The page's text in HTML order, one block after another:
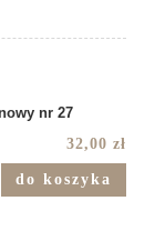
nr 27
32,00 zł
do koszyka